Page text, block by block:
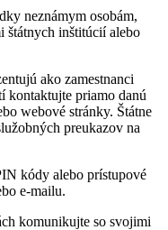
neznámym osobám,
štátnych inštitúcií alebo
ako zamestnanci
kontaktujte priamo danú
webové stránky. Štátne
preukazov na
kódy alebo prístupové
e-mailu.
komunikujte so svojimi